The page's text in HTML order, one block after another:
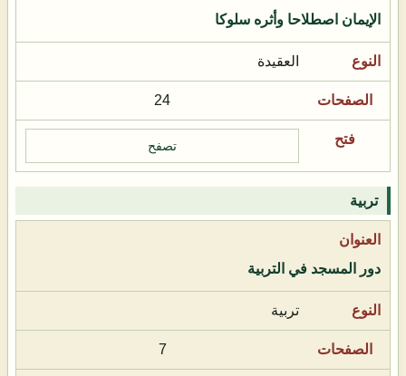
الإيمان اصطلاحا وأثره سلوكا
العقيدة
24
تصفح
تربية
دور المسجد في التربية
تربية
7